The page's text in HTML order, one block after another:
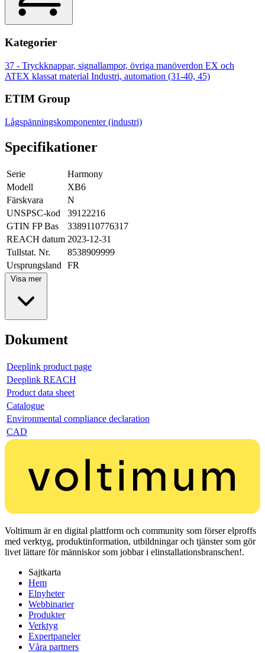
Kategorier
37 - Tryckknappar, signallampor, övriga manöverdon EX och
ATEX klassat material Industri, automation (31-40, 45)
ETIM Group
Lågspänningskomponenter (industri)
Specifikationer
Serie
Harmony
Modell
XB6
Färskvara
N
UNSPSC-kod
39122216
GTIN FP Bas
3389110776317
REACH datum 2023-12-31
Tullstat. Nr.
8538909999
Ursprungsland
FR
Visa mer
Dokument
Deeplink product page
Deeplink REACH
Product data sheet
Catalogue
Environmental compliance declaration
CAD
Voltimum är en digital plattform och community som förser elproffs
med verktyg, produktinformation, utbildningar och tjänster som gör
livet lättare för människor som jobbar i elinstallationsbranschen!.
Sajtkarta
Hem
Elnyheter
Webbinarier
Produkter
Verktyg
Expertpaneler
Våra partners